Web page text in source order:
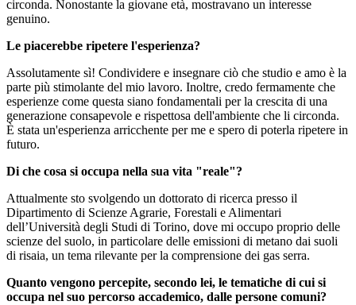
circonda. Nonostante la giovane età, mostravano un interesse
genuino.
Le piacerebbe ripetere l'esperienza?
Assolutamente sì! Condividere e insegnare ciò che studio e amo è la
parte più stimolante del mio lavoro. Inoltre, credo fermamente che
esperienze come questa siano fondamentali per la crescita di una
generazione consapevole e rispettosa dell'ambiente che li circonda.
È stata un'esperienza arricchente per me e spero di poterla ripetere in
futuro.
Di che cosa si occupa nella sua vita "reale"?
Attualmente sto svolgendo un dottorato di ricerca presso il
Dipartimento di Scienze Agrarie, Forestali e Alimentari
dell’Università degli Studi di Torino, dove mi occupo proprio delle
scienze del suolo, in particolare delle emissioni di metano dai suoli
di risaia, un tema rilevante per la comprensione dei gas serra.
Quanto vengono percepite, secondo lei, le tematiche di cui si
occupa nel suo percorso accademico, dalle persone comuni?